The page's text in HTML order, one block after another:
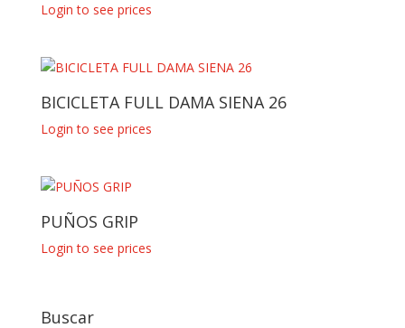
Login to see prices
BICICLETA FULL DAMA SIENA 26
Login to see prices
PUÑOS GRIP
Login to see prices
Buscar